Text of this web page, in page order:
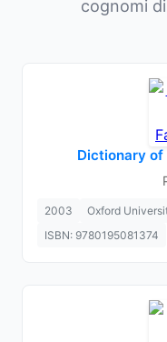
cognomi
Dictionary of
2003
Oxford
ISBN: 9780195081374